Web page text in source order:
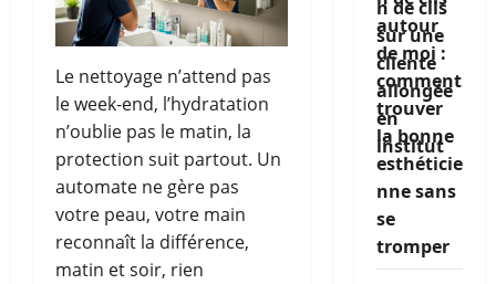
Le nettoyage n’attend pas
le week-end, l’hydratation
n’oublie pas le matin, la
protection suit partout. Un
automate ne gère pas
votre peau, votre main
reconnaît la différence,
matin et soir, rien
autour
de moi :
comment
trouver
la bonne
esthéticie
nne sans
se
tromper